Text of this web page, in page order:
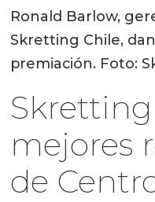
Ronald Barlow,
Skretting Chile,
premiación. Foto:
mejores
de